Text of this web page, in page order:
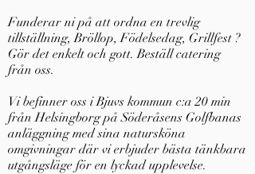
Funderar ni på att ordna en trevlig
tillställning, Bröllop, Födelsedag, Grillfest ?
Gör det enkelt och gott. Beställ catering
från oss.
Vi befinner oss i Bjuvs kommun c:a 20 min
från Helsingborg på Söderåsens Golfbanas
anläggning med sina natursköna
omgivningar där vi erbjuder bästa tänkbara
utgångsläge för en lyckad upplevelse.